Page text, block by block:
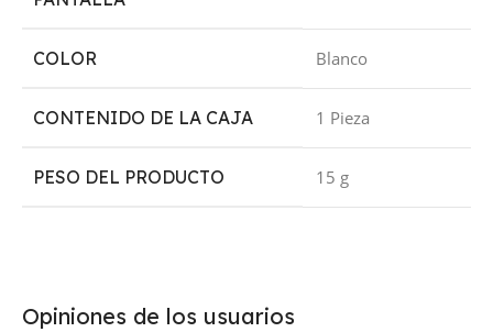
COLOR ‎Blanco
CONTENIDO DE LA CAJA ‎1 Pieza
PESO DEL PRODUCTO ‎15 g
Opiniones de los usuarios